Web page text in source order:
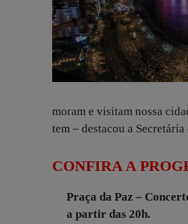
moram e visitam nossa
tem – destacou a
CONFIRA A
Praça da Paz –
a partir das 20h.